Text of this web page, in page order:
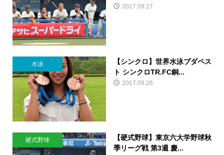
2017.09.27
水泳
【シンクロ】世界水泳ブダペス
ト シンクロTR.FC銅...
2017.09.26
硬式野球
【硬式野球】東京六大学野球秋
季リーグ戦 第3週 慶...